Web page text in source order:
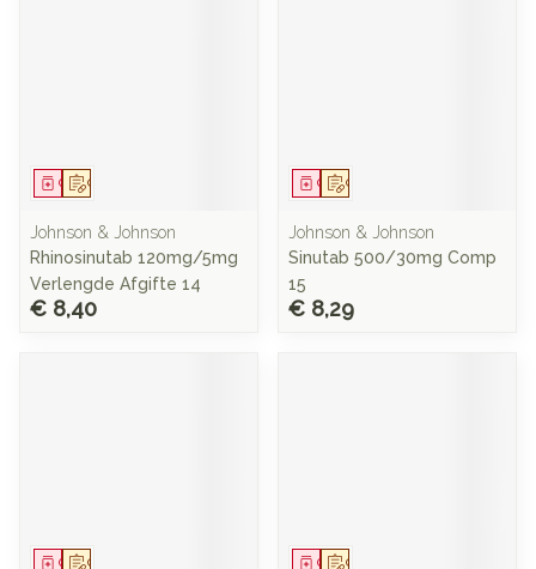
Op voorschrift
Geneesmiddel
Johnson & Johnson
Rhinosinutab 120mg/5mg
Verlengde Afgifte 14
€ 8,40
Op voorschrift
Geneesmiddel
Johnson & Johnson
Sinutab 500/30mg Comp
15
€ 8,29
Op voorschrift
Geneesmiddel Op voorschrift
Geneesmiddel